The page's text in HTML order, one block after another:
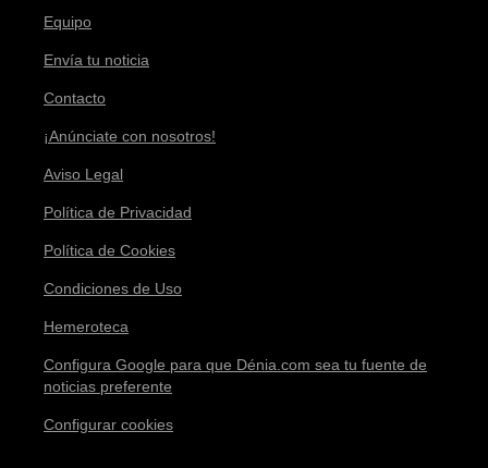
Equipo
Envía tu noticia
Contacto
¡Anúnciate con nosotros!
Aviso Legal
Política de Privacidad
Política de Cookies
Condiciones de Uso
Hemeroteca
Configura Google para que Dénia.com sea tu fuente de
noticias preferente
Configurar cookies